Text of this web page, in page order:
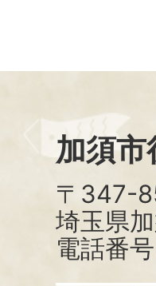
加須市
〒347-
埼玉県
電話番